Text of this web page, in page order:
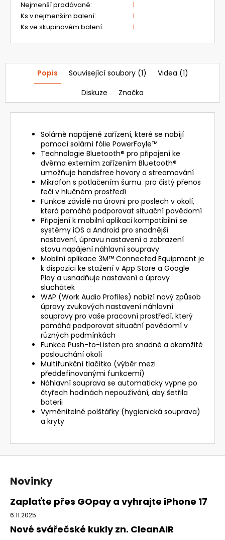
Nejmenší prodávané:
1
Ks v nejmenším balení:
1
Ks ve skupinovém balení: 1
Popis Související soubory (1)
Videa (1)
Diskuze
Značka
Solárně napájené zařízení, které se nabíjí
pomocí solární fólie PowerFoyle™
Technologie Bluetooth® pro připojení ke
dvěma externím zařízením Bluetooth®
umožňuje handsfree hovory a streamování
Mikrofon s potlačením šumu pro čistý přenos
řeči v hlučném prostředí
Funkce závislé na úrovni pro poslech v okolí,
která pomáhá podporovat situační povědomí
Připojení k mobilní aplikaci kompatibilní se
systémy iOS a Android pro snadnější
nastavení, úpravu nastavení a zobrazení
stavu napájení náhlavní soupravy
Mobilní aplikace 3M™ Connected Equipment je
k dispozici ke stažení v App Store a Google
Play a usnadňuje nastavení a úpravy
sluchátek
WAP (Work Audio Profiles) nabízí nový způsob
úpravy zvukových nastavení náhlavní
soupravy pro vaše pracovní prostředí, který
pomáhá podporovat situační povědomí v
různých podmínkách
Funkce Push-to-Listen pro snadné a okamžité
poslouchání okolí
Multifunkční tlačítko (výběr mezi
předdefinovanými funkcemi)
Náhlavní souprava se automaticky vypne po
čtyřech hodinách nepoužívání, aby šetřila
baterii
Vyměnitelné polštářky (hygienická souprava)
a kryty
Z
Novinky
Zaplaťte přes GOpay a vyhrajte iPhone 17
6.11.2025
Nové svářečské kukly zn. CleanAIR